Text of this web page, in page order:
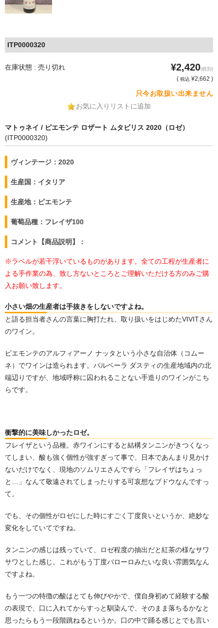
ITP0000320
在庫状態 : 売り切れ ¥2,420(税別)
( 税込 ¥2,662 )
只今お取扱い出来ません
お気に入りリストに追加
マトゥネイ / ピエモンテ ロザート ムタビリス 2020（ロゼ）
(ITP0000320)
ヴィンテージ：2020
生産国：イタリア
生産地：ピエモンテ
葡萄品種：フレイザ100
コメント【商品説明】：
※ラベルが若干浮いているものがあります。全ての工程が生産者に
よる手作業の為、致し方ないところとご理解いただける方のみご購
入お願い致します。
小さい畑の生産者は手抜きをしないですよね。
と語る担当者さんの言葉に胸打たれ、取り扱いをはじめたVIVITさん
のワイン。
ピエモンテのアルフィアーノ ナッタという小さな自治体（コムー
ネ）でワインは造られます。バルベーラ ダスティの生産地域内の北
端辺りですが、地域呼称に囚われることない手造りのワインがこち
らです。
衝撃的に美味しかったロゼ。
フレイザという品種。赤ワインにすると結構タンニンがきつくなっ
てしまい、酸も強く個性が強すぎって事で、日本であんまり見かけ
ないだけでなく、現地のソムリエさんですら「フレイザはちょっ
と…」なんて敬遠されてしまったりする可哀想なブドウなんですっ
て。
でも、その個性がロゼにした時にすごく丁度良いというか、絶妙な
変化をしていてですね。
タンニンの感じは残っていて、ロゼ程度の抽出だと紅茶の様なサワ
サワとした感じ。これがもう丁度バローロみたいな良い雰囲気なん
ですよね。
もう一つの特徴の酸はとても伸びやかで、僕自身初めて経験する酸
の表現で、口に入れてからすっと馴染んで、そのまま落ちるかなと
思ったらもう一段階跳ねるというか。口の中で踊る感じとでも言い